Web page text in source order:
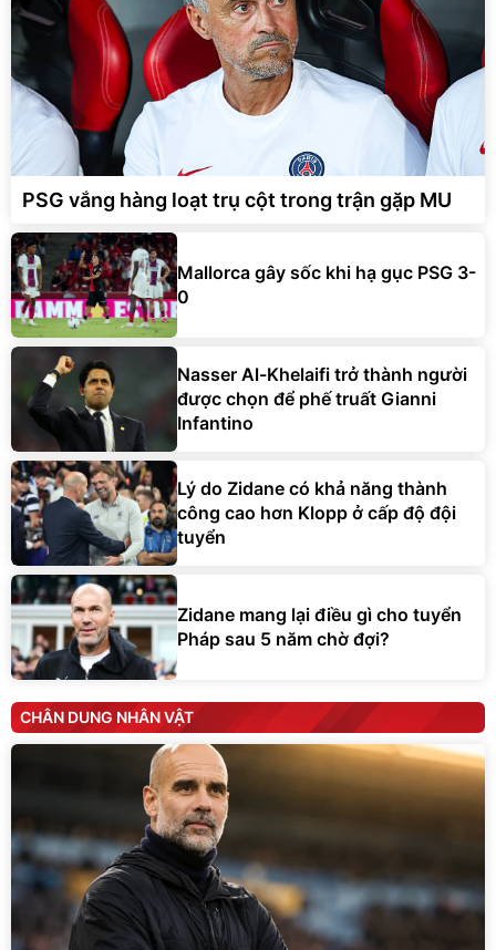
PSG vắng hàng loạt trụ cột trong trận gặp MU
Mallorca gây sốc khi hạ gục PSG 3-
0
Nasser Al-Khelaifi trở thành người
được chọn để phế truất Gianni
Infantino
Lý do Zidane có khả năng thành
công cao hơn Klopp ở cấp độ đội
tuyển
Zidane mang lại điều gì cho tuyển
Pháp sau 5 năm chờ đợi?
CHÂN DUNG NHÂN VẬT